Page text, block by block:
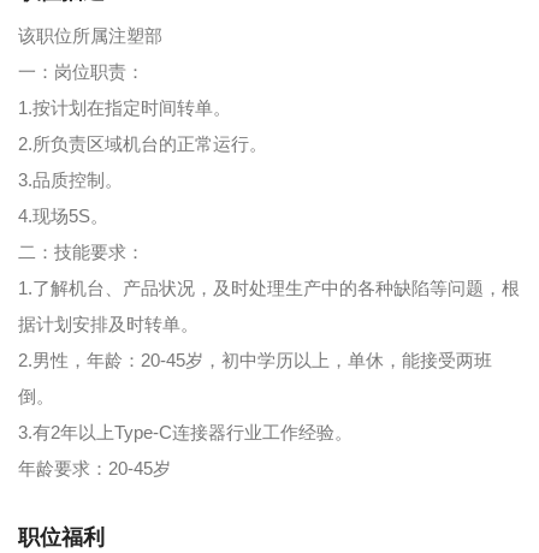
该职位所属注塑部
一：岗位职责：
1.按计划在指定时间转单。
2.所负责区域机台的正常运行。
3.品质控制。
4.现场5S。
二：技能要求：
1.了解机台、产品状况，及时处理生产中的各种缺陷等问题，根
据计划安排及时转单。
2.男性，年龄：20-45岁，初中学历以上，单休，能接受两班
倒。
3.有2年以上Type-C连接器行业工作经验。
年龄要求：20-45岁
职位福利